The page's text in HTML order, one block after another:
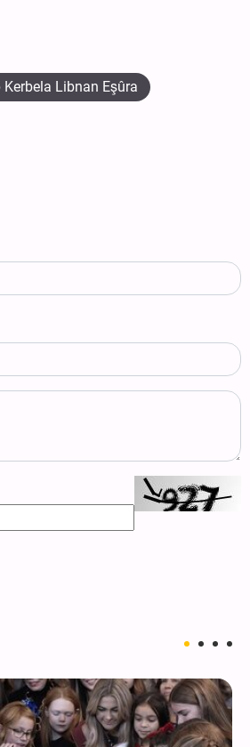
Libnan Eşûra